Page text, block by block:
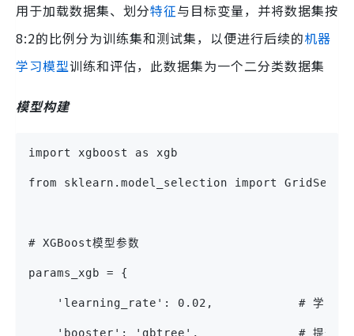
用于加载数据集、划分特征与目标变量，并将数据集按
8:2的比例分为训练集和测试集，以便进行后续的机器
学习模型训练和评估，此数据集为一个二分类数据集
模型构建
import xgboost as xgb
from sklearn.model_selection import
# XGBoost模型参数
params_xgb = {
'learning_rate': 0.02,            # 学习率，
'booster': 'gbtree',              # 提升方